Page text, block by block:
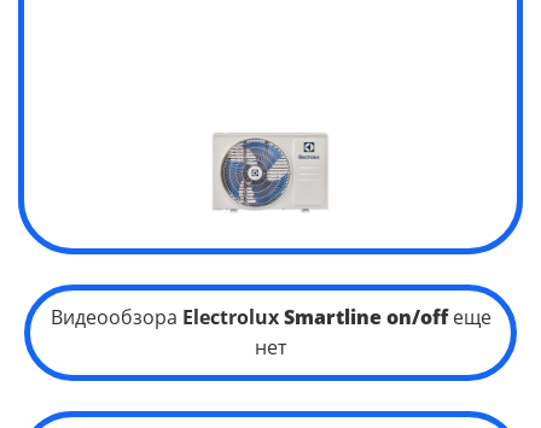
Видеообзора ElectroluxSmartline on/offеще
нет